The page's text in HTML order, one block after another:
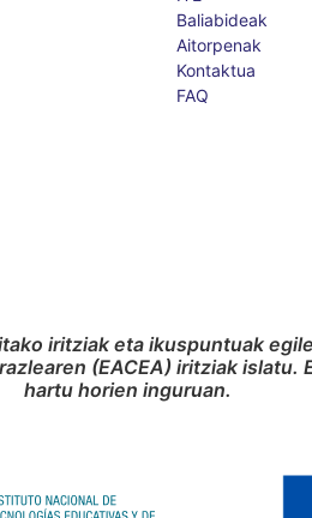
Baliabideak
Aitorpenak
Kontaktua
FAQ
iritziak eta ikuspuntuak
(EACEA) iritziak
hartu horien inguruan.